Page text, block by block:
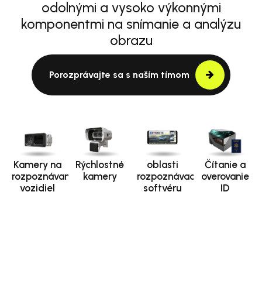
odolnými a vysoko výkonnými
komponentmi na snímanie a analýzu
obrazu
Porozprávajte sa s naším tímom
Kamery na
rozpoznávanie
vozidiel
Rýchlostné
kamery
oblasti
rozpoznávacieho
softvéru
Čítanie a
overovanie
ID